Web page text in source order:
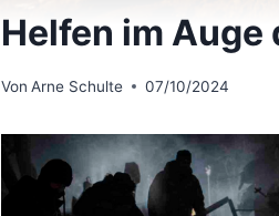
Helfen im Auge
Von Arne Schulte 07/10/2024